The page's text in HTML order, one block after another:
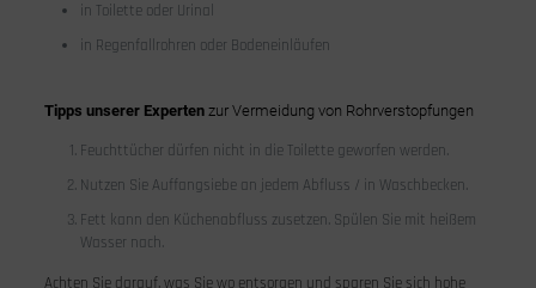
in Toilette oder Urinal
in Regenfallrohren oder Bodeneinläufen
Tipps unserer Expertenzur Vermeidung von Rohrverstopfungen
Feuchttücher dürfen nicht in die Toilette geworfen werden.
Nutzen Sie Auffangsiebe an jedem Abfluss / in Waschbecken.
Fett kann den Küchenabfluss zusetzen. Spülen Sie mit heißem
Wasser nach.
Achten Sie darauf, was Sie wo entsorgen und sparen Sie sich hohe